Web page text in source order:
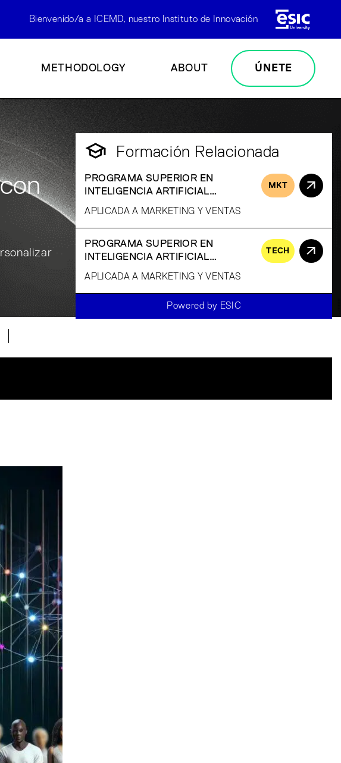
Bienvenido/a a ICEMD, nuestro Instituto de Innovación
METHODOLOGY ABOUT ÚNETE
Formación Relacionada
PROGRAMA SUPERIOR EN
INTELIGENCIA ARTIFICIAL
GENERATIVA
MKT
APLICADA A MARKETING Y VENTAS
PROGRAMA SUPERIOR EN
INTELIGENCIA ARTIFICIAL
GENERATIVA
TECH
APLICADA A MARKETING Y VENTAS
Powered by ESIC